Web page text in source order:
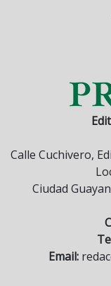
Calle Cuchivero,
Ciudad
Email: